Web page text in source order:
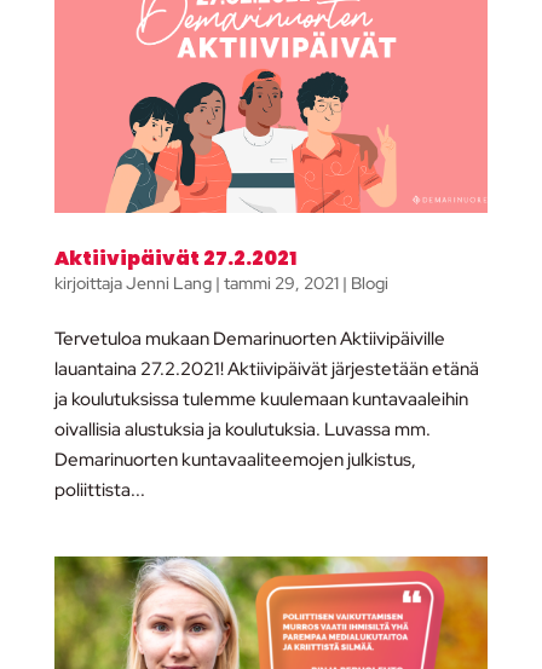
Aktiivipäivät 27.2.2021
kirjoittajaJenni Lang| tammi 29, 2021| Blogi
Tervetuloa mukaan Demarinuorten Aktiivipäiville
lauantaina 27.2.2021! Aktiivipäivät järjestetään etänä
ja koulutuksissa tulemme kuulemaan kuntavaaleihin
oivallisia alustuksia ja koulutuksia. Luvassa mm.
Demarinuorten kuntavaaliteemojen julkistus,
poliittista...